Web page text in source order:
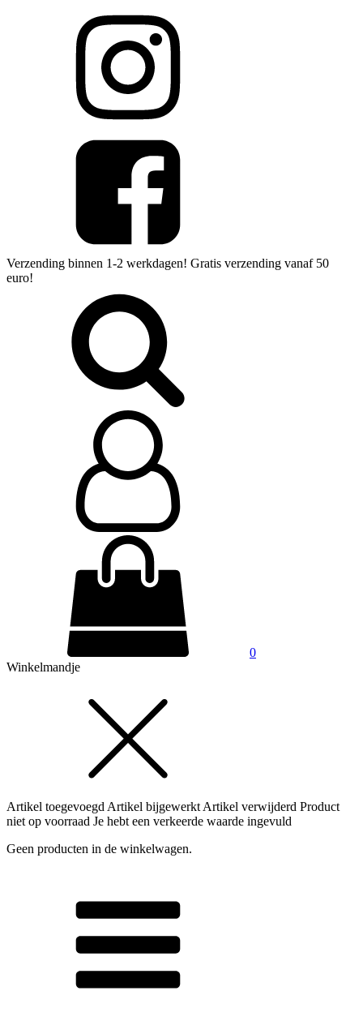
Verzending binnen 1-2 werkdagen! Gratis verzending vanaf 50
euro!
0
Winkelmandje
Artikel toegevoegd Artikel bijgewerkt Artikel verwijderd Product
niet op voorraad Je hebt een verkeerde waarde ingevuld
Geen producten in de winkelwagen.